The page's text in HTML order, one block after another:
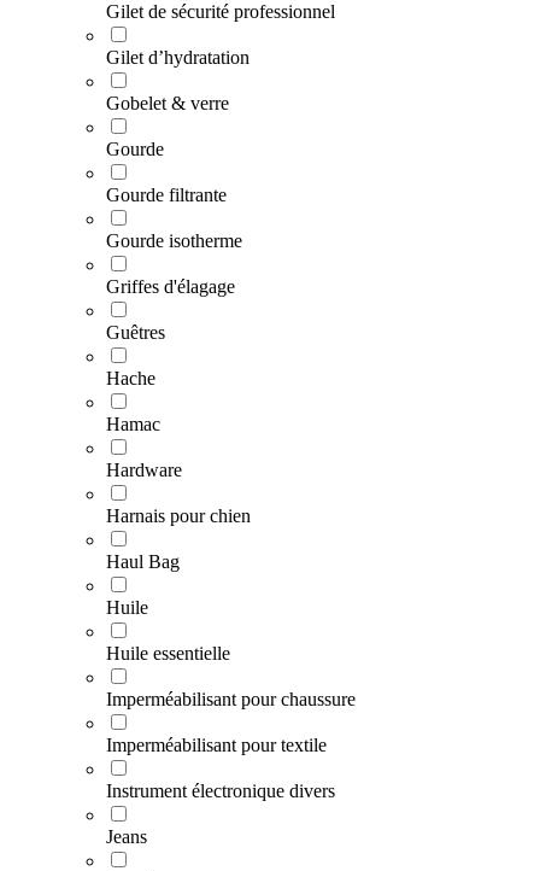
Gilet de sécurité professionnel
Gilet d’hydratation
Gobelet & verre
Gourde
Gourde filtrante
Gourde isotherme
Griffes d'élagage
Guêtres
Hache
Hamac
Hardware
Harnais pour chien
Haul Bag
Huile
Huile essentielle
Imperméabilisant pour chaussure
Imperméabilisant pour textile
Instrument électronique divers
Jeans